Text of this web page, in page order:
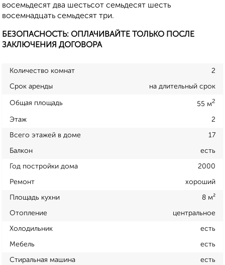
восемьдесят два шестьсот семьдесят шесть
восемнадцать семьдесят три.
БЕЗОПАСНОСТЬ: ОПЛАЧИВАЙТЕ ТОЛЬКО ПОСЛЕ
ЗАКЛЮЧЕНИЯ ДОГОВОРА
Количество комнат 2
Срок аренды на длительный срок
Общая площадь 55 м2
Этаж 2
Всего этажей в доме 17
Балкон есть
Год постройки дома 2000
Ремонт хороший
Площадь кухни 8 м²
Отопление центральное
Холодильник есть
Мебель есть
Стиральная машина есть